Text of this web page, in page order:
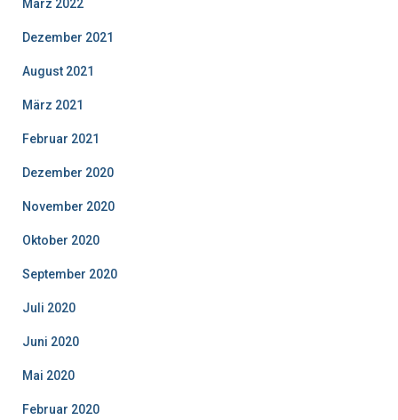
März 2022
Dezember 2021
August 2021
März 2021
Februar 2021
Dezember 2020
November 2020
Oktober 2020
September 2020
Juli 2020
Juni 2020
Mai 2020
Februar 2020